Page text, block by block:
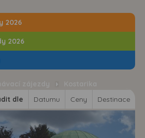
2026
2026
dle
Datumu Ceny Destinace